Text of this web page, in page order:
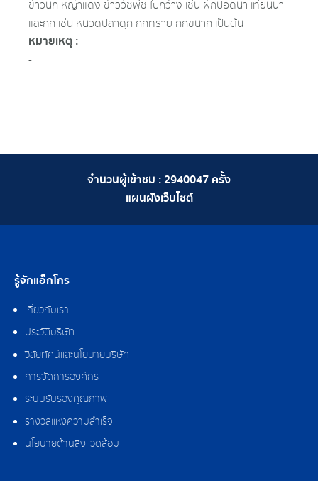
ข้าวนก หญ้าแดง ข้าววัชพืช ใบกว้าง เช่น ผักปอดนา เทียนนา
และกก เช่น หนวดปลาดุก กกทราย กกขนาก เป็นต้น
หมายเหตุ :
-
จำนวนผู้เข้าชม :2940047 ครั้ง
แผนผังเว็บไซต์
รู้จักแอ็กโกร
เกี่ยวกับเรา
ประวัติบริษัท
วิสัยทัศน์และนโยบายบริษัท
การจัดการองค์กร
ระบบรับรองคุณภาพ
รางวัลแห่งความสำเร็จ
นโยบายด้านสิ่งแวดล้อม